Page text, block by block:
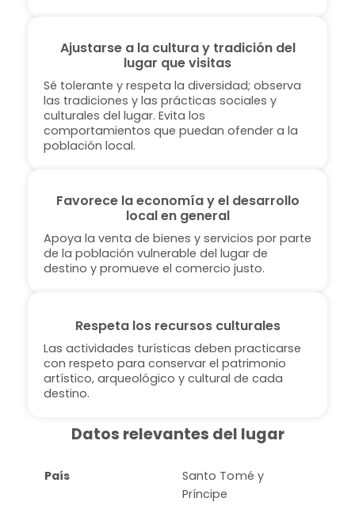
Ajustarse a la cultura y tradición del
lugar que visitas
Sé tolerante y respeta la diversidad; observa
las tradiciones y las prácticas sociales y
culturales del lugar. Evita los
comportamientos que puedan ofender a la
población local.
Favorece la economía y el desarrollo
local en general
Apoya la venta de bienes y servicios por parte
de la población vulnerable del lugar de
destino y promueve el comercio justo.
Respeta los recursos culturales
Las actividades turísticas deben practicarse
con respeto para conservar el patrimonio
artístico, arqueológico y cultural de cada
destino.
Datos relevantes del lugar
País
Santo Tomé y
Príncipe